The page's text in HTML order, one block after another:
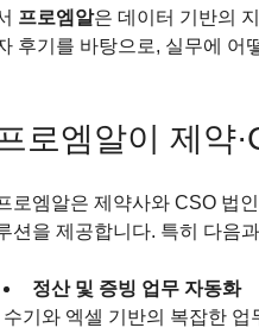
프로엠알은 데이터 기반의
후기를 바탕으로, 실무에 어
로엠알이 제약
로엠알은 제약사와 CSO 법
션을 제공합니다. 특히 다음
정산 및 증빙 업무 자동화
수기와 엑셀 기반의 복잡한